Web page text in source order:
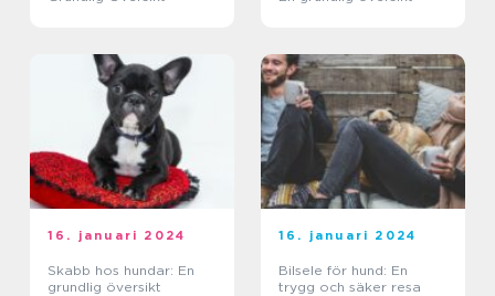
16. januari 2024
Skabb hos hundar: En
grundlig översikt
16. januari 2024
Bilsele för hund: En
trygg och säker resa